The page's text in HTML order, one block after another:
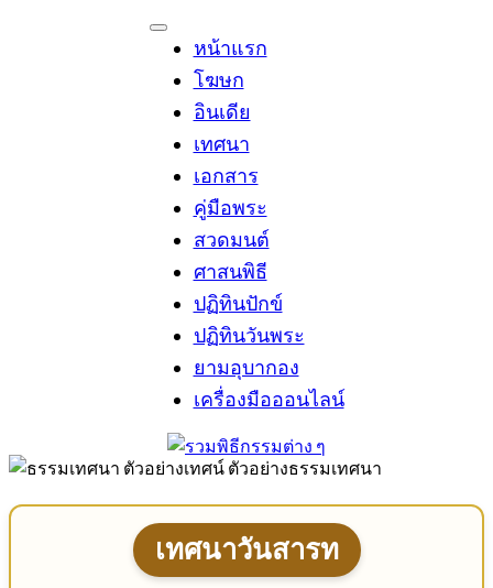
หน้าแรก
โฆษก
อินเดีย
เทศนา
เอกสาร
คู่มือพระ
สวดมนต์
ศาสนพิธี
ปฏิทินปักข์
ปฏิทินวันพระ
ยามอุบากอง
เครื่องมือออนไลน์
เทศนาวันสารท